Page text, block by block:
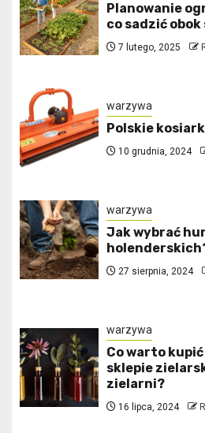
Planowanie
co sadzić obok
7 lutego, 2025
warzywa
Polskie
10 grudnia, 2024
warzywa
Jak wybrać
27 sierpnia, 2024
warzywa
Co warto
sklepie
zielarni?
16 lipca, 2024